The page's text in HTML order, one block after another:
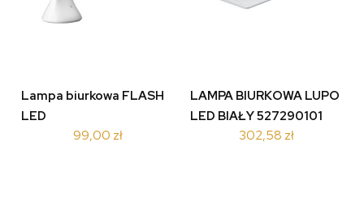
Lampa biurkowa FLASH
LED
99,00 zł
LAMPA BIURKOWA LUPO
LED BIAŁY 527290101
302,58 zł